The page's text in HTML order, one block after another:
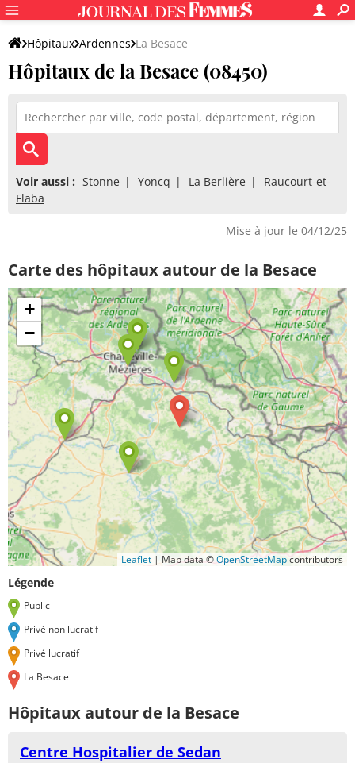
Hôpitaux Ardennes La Besace
Hôpitaux de la Besace (08450)
Voir aussi : Stonne Yoncq La Berlière
Raucourt-et-
Flaba
Mise à jour le 04/12/25
Carte des hôpitaux autour de la Besace
+
−
Leaflet | Map data ©OpenStreetMapcontributors
Légende
Public
Privé non lucratif
Privé lucratif
La Besace
Hôpitaux autour de la Besace
Centre Hospitalier de Sedan